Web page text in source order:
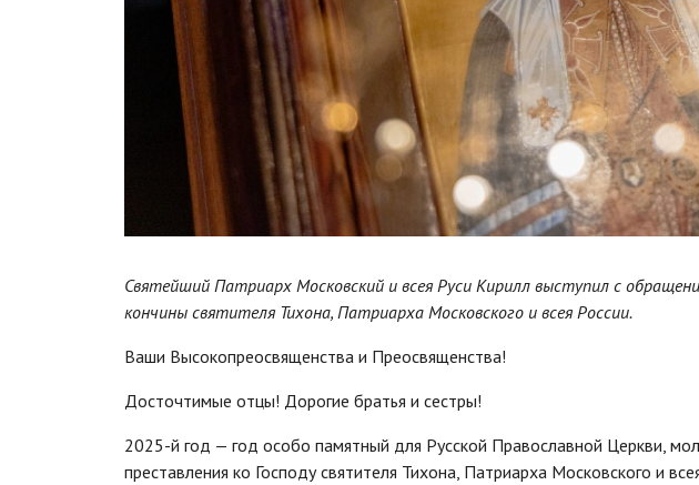
Святейший Патриарх Московский и всея Руси Кирилл выступил с
кончины святителя Тихона, Патриарха Московского и всея России.
Ваши Высокопреосвященства и Преосвященства!
Досточтимые отцы! Дорогие братья и сестры!
2025-й год — год особо памятный для Русской Православной Церкви,
преставления ко Господу святителя Тихона, Патриарха Московского и